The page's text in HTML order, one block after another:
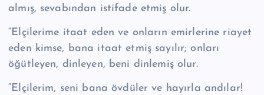
almış, seva­bından istifade etmiş olur.
“Elçilerime itaat eden ve onların emirlerine riayet
eden kimse, bana itaat etmiş sayılır; onları
öğütleyen, dinleyen, beni dinlemiş olur.
“Elçilerim, seni bana övdüler ve hayırla andılar!